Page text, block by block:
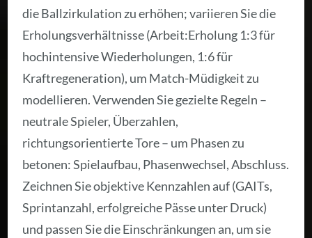
die Ballzirkulation zu erhöhen; variieren Sie die
Erholungsverhältnisse (Arbeit:Erholung 1:3 für
hochintensive Wiederholungen, 1:6 für
Kraftregeneration), um Match-Müdigkeit zu
modellieren. Verwenden Sie gezielte Regeln –
neutrale Spieler, Überzahlen,
richtungsorientierte Tore – um Phasen zu
betonen: Spielaufbau, Phasenwechsel, Abschluss.
Zeichnen Sie objektive Kennzahlen auf (GAITs,
Sprintanzahl, erfolgreiche Pässe unter Druck)
und passen Sie die Einschränkungen an, um sie